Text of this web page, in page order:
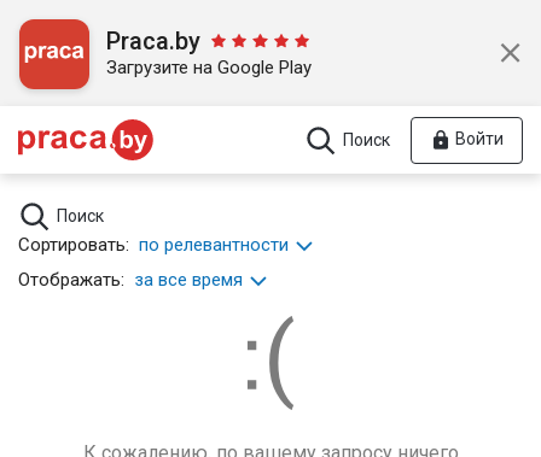
Praca.by
Загрузите на Google Play
Поиск Войти
Поиск
Сортировать: по релевантности
Отображать: за все время